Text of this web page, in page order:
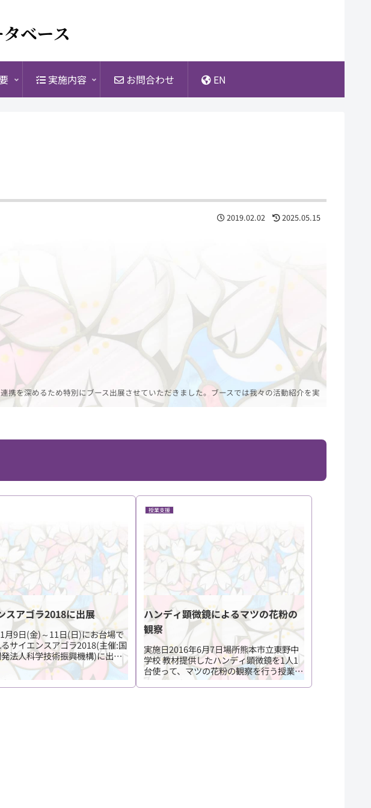
実施内容 お問合わせ EN
2019.02.02 2025.05.15
を深めるため特別にブース出展させていただきました。ブースでは我々の活動紹介を実
スアゴラ2018に出展
月9日(金)～11日(日)にお台場で
サイエンスアゴラ2018(主催:国
法人科学技術振興機構)に出展
。サイエンスアゴラは、2006
開催される科学と社会をつなぐ
オープンフォーラムで...
授業支援
ハンディ顕微鏡によるマツの花粉の
観察
実施日2016年6月7日場所熊本市立東野中
学校 教材提供したハンディ顕微鏡を1人1
台使って、マツの花粉の観察を行う授業を
見学しました。東野中学校ではパーテーシ